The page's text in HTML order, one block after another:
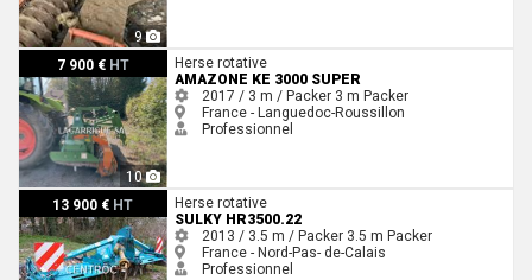
9
7 900 € HT
10
Amazone KE 3000 SUPERHerse rotative
AMAZONE KE 3000 SUPER
2017 / 3 m / Packer 3 m Packer
France - Languedoc-Roussillon
Professionnel
13 900 € HT
Sulky HR3500.22
Herse rotative
SULKY HR3500.22
2013 / 3.5 m / Packer 3.5 m Packer
France - Nord-Pas- de-Calais
Professionnel